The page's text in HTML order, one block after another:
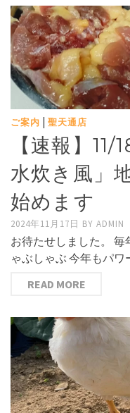
ご案内 | 聖天通店
【速報】
水炊き風」
始めます
2024年11月17日 BY ADMIN
お待たせしました。
ゃぶしゃぶ 今年もパ
READ MORE